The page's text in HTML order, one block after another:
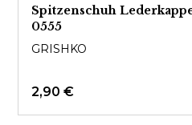
Spitzenschuh
0555
GRISHKO
2,90 €